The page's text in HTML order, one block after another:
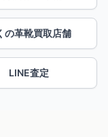
の革靴買取店舗
LINE査定